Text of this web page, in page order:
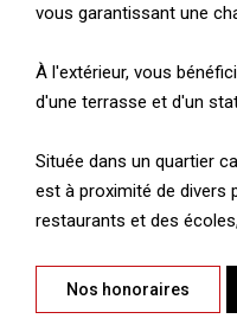
vous garantissant une
À l'extérieur, vous
d'une terrasse et d'un
Située dans un quartier
est à proximité de divers
restaurants et des
Nos honoraires